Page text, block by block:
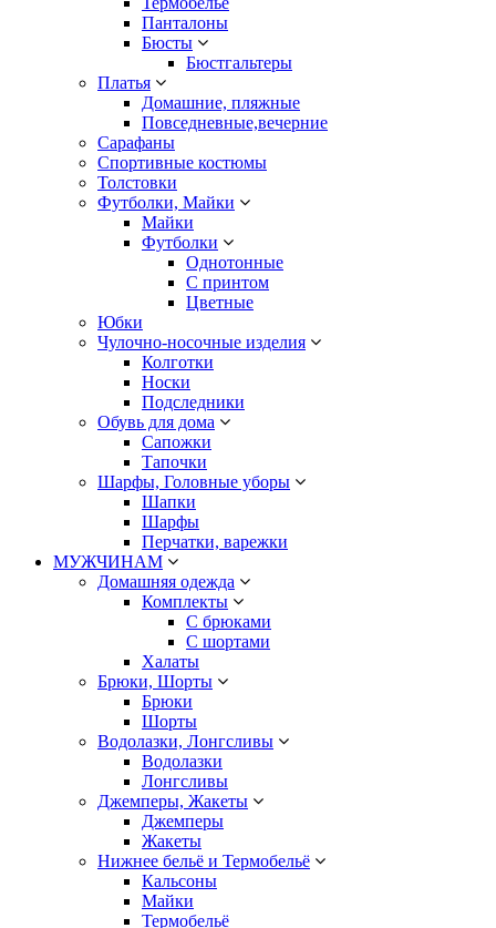
Панталоны
Бюсты
Бюстгальтеры
Платья
Домашние, пляжные
Повседневные,вечерние
Сарафаны
Спортивные костюмы
Толстовки
Футболки, Майки
Майки
Футболки
Однотонные
С принтом
Цветные
Юбки
Чулочно-носочные изделия
Колготки
Носки
Подследники
Обувь для дома
Сапожки
Тапочки
Шарфы, Головные уборы
Шапки
Шарфы
Перчатки, варежки
МУЖЧИНАМ
Домашняя одежда
Комплекты
С брюками
С шортами
Халаты
Брюки, Шорты
Брюки
Шорты
Водолазки, Лонгсливы
Водолазки
Лонгсливы
Джемперы, Жакеты
Джемперы
Жакеты
Нижнее бельё и Термобельё
Кальсоны
Майки
Термобельё